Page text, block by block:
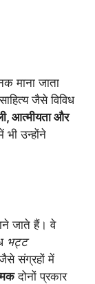
माना जाता
जैसे विविध
आत्मीयता और
भी उन्होंने
जाते हैं। वे
भट्ट
संग्रहों में
दोनों प्रकार